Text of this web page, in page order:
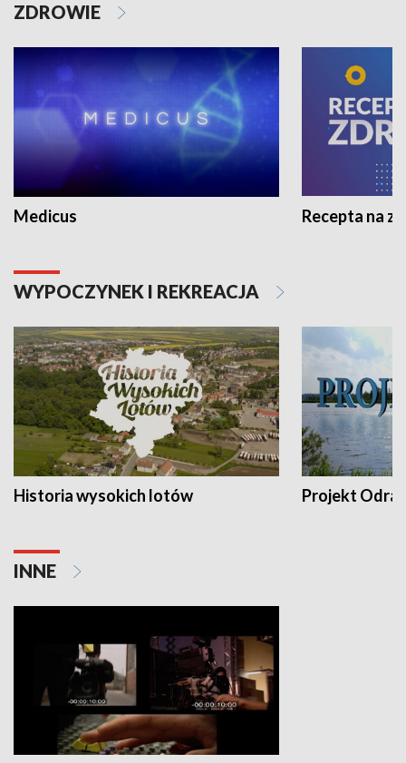
ZDROWIE
Medicus Recepta na
WYPOCZYNEK I REKREACJA
Historia wysokich lotów Projekt Odra
INNE